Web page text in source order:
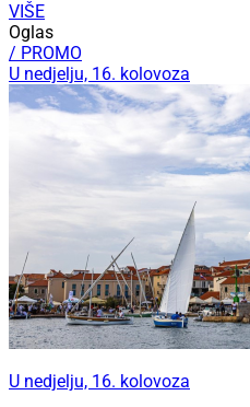
VIŠE
Oglas
/ PROMO
U nedjelju, 16. kolovoza
U nedjelju, 16. kolovoza